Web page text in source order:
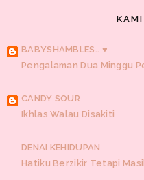
BABYSHAMBLES.. ♥
Pengalaman Dua Minggu
CANDY SOUR
Ikhlas Walau Disakiti
DENAI KEHIDUPAN
Hatiku Berzikir Tetapi